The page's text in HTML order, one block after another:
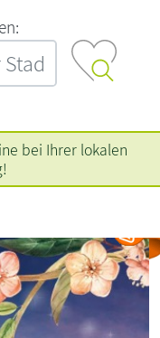
bei Ihrer lokalen